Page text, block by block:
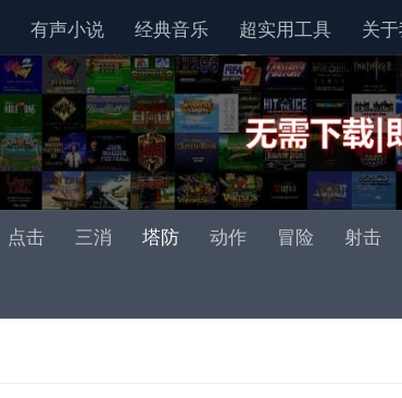
有声小说 经典音乐 超实用工具 关
点击 三消 塔防 动作 冒险 射击